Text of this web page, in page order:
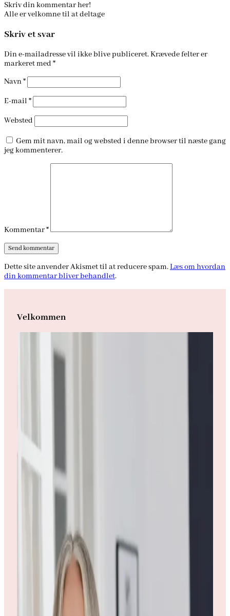
Skriv din kommentar her!
Alle er velkomne til at deltage
Skriv et svar
Din e-mailadresse vil ikke blive publiceret.Krævede felter er
markeret med *
Navn*
E-mail *
Websted
Gem mit navn, mail og websted i denne browser til næste gang
jeg kommenterer.
Kommentar*
Dette site anvender Akismet til at reducere spam.Læs om hvordan
din kommentar bliver behandlet.
Velkommen